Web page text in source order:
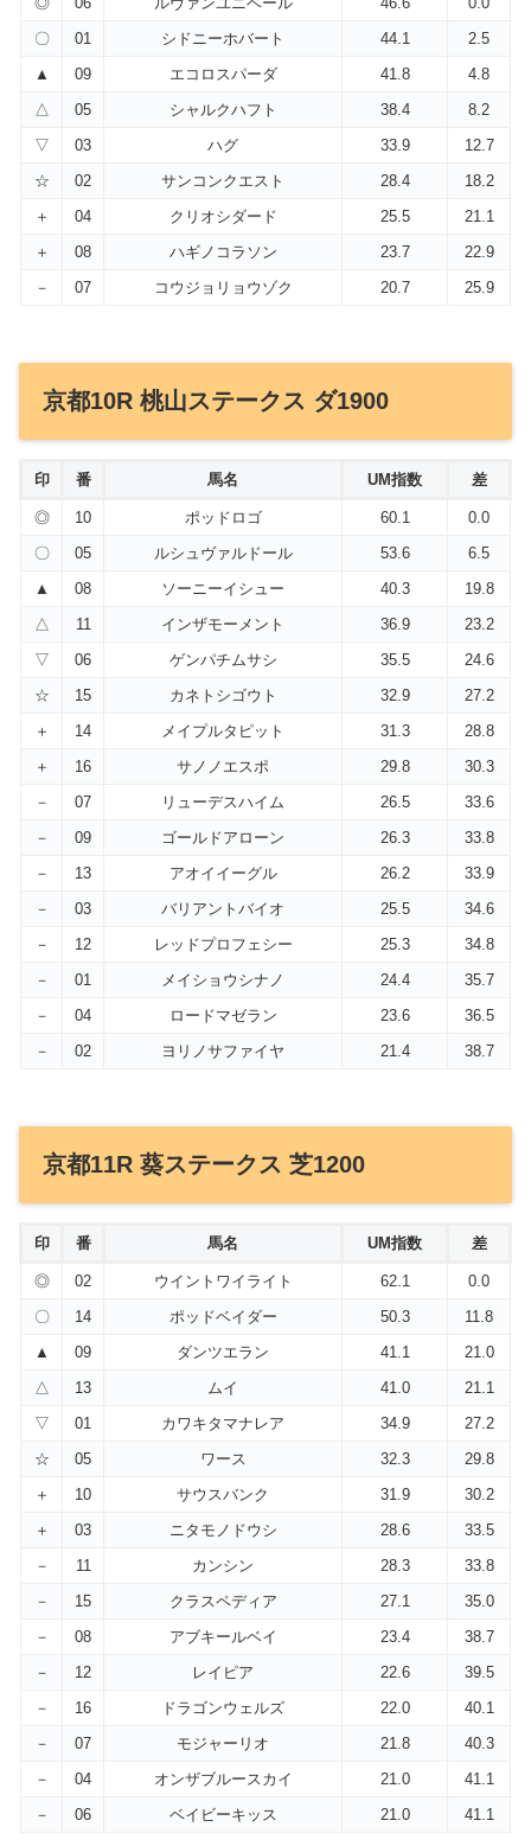
〇
01 シドニーホバート 44.1
2.5
▲
09 エコロスパーダ 41.8
4.8
△
05 シャルクハフト 38.4
8.2
▽
03 ハグ 33.9
12.7
☆
02 サンコンクエスト 28.4
18.2
＋
04 クリオシダード 25.5
21.1
＋
08 ハギノコラソン 23.7
22.9
－
07 コウジョリョウゾク 20.7 25.9
京都10R 桃山ステークス ダ1900
印 番 馬名 UM指数 差
◎ 10 ポッドロゴ 60.1
0.0
〇
05 ルシュヴァルドール 53.6
6.5
▲
08 ソーニーイシュー 40.3
19.8
△
11 インザモーメント 36.9
23.2
▽
06 ゲンパチムサシ 35.5
24.6
☆
15 カネトシゴウト 32.9
27.2
＋
14 メイプルタピット 31.3
28.8
＋
16 サノノエスポ 29.8
30.3
－
07 リューデスハイム 26.5
33.6
－
09 ゴールドアローン 26.3
33.8
－
13 アオイイーグル 26.2
33.9
－
03 バリアントバイオ 25.5
34.6
－
12 レッドプロフェシー 25.3
34.8
－
01 メイショウシナノ 24.4
35.7
－
04 ロードマゼラン 23.6
36.5
－
02 ヨリノサファイヤ 21.4 38.7
京都11R 葵ステークス 芝1200
印 番 馬名 UM指数 差
◎ 02 ウイントワイライト 62.1
0.0
〇
14 ポッドベイダー 50.3
11.8
▲
09 ダンツエラン 41.1
21.0
△
13 ムイ 41.0
21.1
▽
01 カワキタマナレア 34.9
27.2
☆
05 ワース 32.3
29.8
＋
10 サウスバンク 31.9
30.2
＋
03 ニタモノドウシ 28.6
33.5
－
11 カンシン 28.3
33.8
－
15 クラスペディア 27.1
35.0
－
08 アブキールベイ 23.4
38.7
－
12 レイピア 22.6
39.5
－
16 ドラゴンウェルズ 22.0
40.1
－
07 モジャーリオ 21.8
40.3
－
04 オンザブルースカイ 21.0
41.1
－
06 ベイビーキッス 21.0 41.1